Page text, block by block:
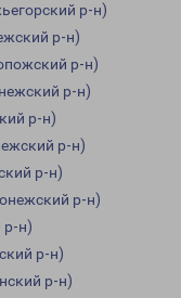
р-н)
р-н)
р-н)
р-н)
р-н)
р-н)
р-н)
р-н)
р-н)
р-н)
р-н)